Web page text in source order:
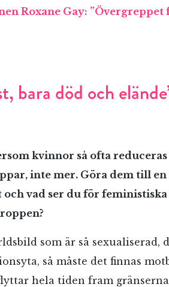
Roxane Gay:
bara död och
kvinnor så ofta
inte mer. Göra dem till
vad ser du för
som är så sexualiserad,
så måste det finnas
hela tiden fram